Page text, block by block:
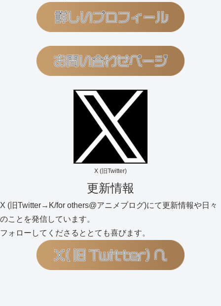
X (旧Twitter)
更新情報
X (旧Twitter→K/for others@アニメブログ)にて更新情報や日々
のことを発信しています。
フォローしてくださるととても喜びます。